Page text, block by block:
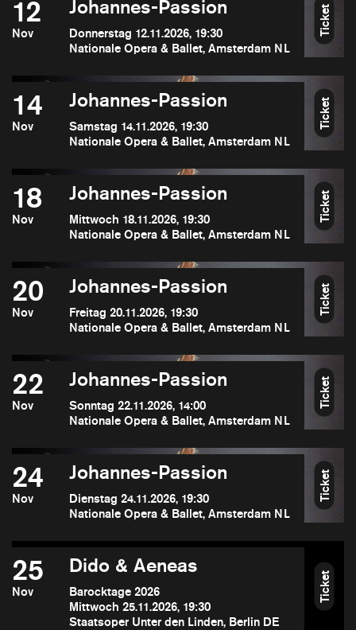
12
Nov
Johannes-Passion
Donnerstag 12.11.2026, 19:30
Nationale Opera & Ballet, Amsterdam NL
Ticket
14
Nov
Johannes-Passion
Samstag 14.11.2026, 19:30
Nationale Opera & Ballet, Amsterdam NL
Ticket
18
Nov
Johannes-Passion
Mittwoch 18.11.2026, 19:30
Nationale Opera & Ballet, Amsterdam NL
Ticket
20
Nov
Johannes-Passion
Freitag 20.11.2026, 19:30
Nationale Opera & Ballet, Amsterdam NL
Ticket
22
Nov
Johannes-Passion
Sonntag 22.11.2026, 14:00
Nationale Opera & Ballet, Amsterdam NL
Ticket
24
Nov
Johannes-Passion
Dienstag 24.11.2026, 19:30
Nationale Opera & Ballet, Amsterdam NL
Ticket
25
Nov
Dido & Aeneas
Barocktage 2026
Mittwoch 25.11.2026, 19:30
Staatsoper Unter den Linden, Berlin DE
Ticket